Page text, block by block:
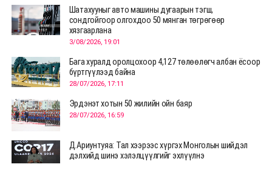
Шатахууныг авто машины дугаарын тэгш,
сондгойгоор олгохдоо 50 мянган төгрөгөөр
хязгаарлана
3/08/2026, 19:01
Бага хуралд оролцохоор 4,127 төлөөлөгч албан ёсоор
бүртгүүлээд байна
28/07/2026, 17:11
Эрдэнэт хотын 50 жилийн ойн баяр
28/07/2026, 16:59
Д.Ариунтуяа: Тал хээрээс хүргэх Монголын шийдэл
дэлхийд шинэ хэлэлцүүлгийг эхлүүлнэ